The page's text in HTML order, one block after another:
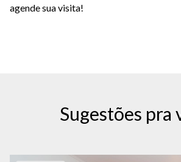
agende sua visita!
Sugestões pra